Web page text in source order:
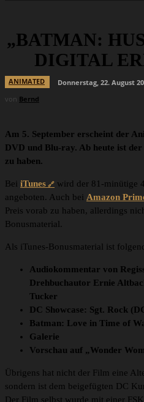
„BATMAN:
DIGITAL
ANIMATED
Donnerstag, 22. August
von Bernd
Am 5. September erscheint der
DVD und Blu-ray. Ab heute ist
zu haben.
Bei iTunes
wird der 81-minütige
angeboten. Auch bei Amazon
Preis vorab zu haben, allerdings
Bonusmaterial.
Als iTunes-Bonusmaterial ist
Audiokommentar von
Drehbuchautor Ernie
Tucker
DC Showcase: Sgt. Rock
Batman: Love in Time of
Galerie
Vorschau auf „Wonder
Übrigens hat nicht der Film eine
sondern ist dem beigefügten DC
Der Film selbst wurde mit einer